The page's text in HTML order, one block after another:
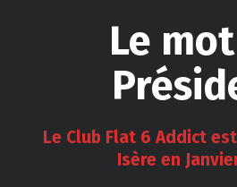
Le
Le Club Flat 6 Addict
Isère en